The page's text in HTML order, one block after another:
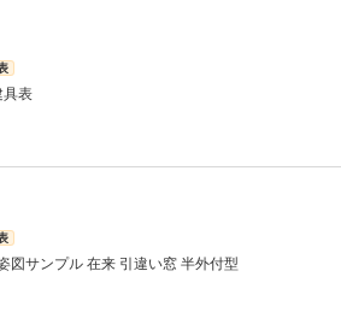
具表
図サンプル 在来 引違い窓 半外付型